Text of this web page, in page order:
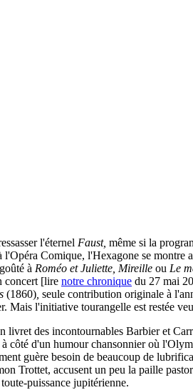
l'éternel Faust, même si la
l'Opéra Comique, l'Hexagone se montre
à Roméo et Juliette, Mireille ou Le
concert [lire notre chronique du 27 mai
(1860) seule contribution originale à
Mais l'initiative tourangelle est restée
livret des incontournables Barbier et
côté d'un humour chansonnier où
guère besoin de beaucoup de
Trottet, accusent un peu la paille
puissance jupitérienne.